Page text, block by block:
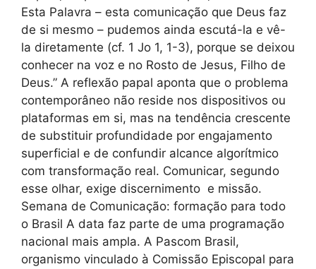
Esta Palavra – esta comunicação que Deus faz
de si mesmo – pudemos ainda escutá-la e vê-
la diretamente (cf. 1 Jo 1, 1-3), porque se deixou
conhecer na voz e no Rosto de Jesus, Filho de
Deus.” A reflexão papal aponta que o problema
contemporâneo não reside nos dispositivos ou
plataformas em si, mas na tendência crescente
de substituir profundidade por engajamento
superficial e de confundir alcance algorítmico
com transformação real. Comunicar, segundo
esse olhar, exige discernimento e missão.
Semana de Comunicação: formação para todo
o Brasil A data faz parte de uma programação
nacional mais ampla. A Pascom Brasil,
organismo vinculado à Comissão Episcopal para